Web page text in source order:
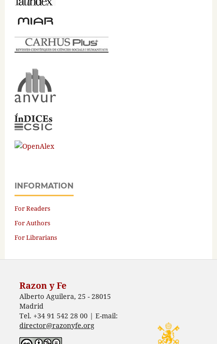
INFORMATION
For Readers
For Authors
For Librarians
Razon y Fe
Alberto Aguilera, 25 - 28015
Madrid
Tel. +34 91 542 28 00 | E-mail:
director@razonyfe.org